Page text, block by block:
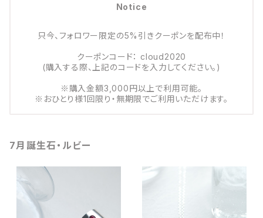
Notice
只今、フォロワー限定の5%引きクーポンを配布中！
クーポンコード： cloud2020
(購入する際、上記のコードを入力してください。)
※購入金額3,000円以上で利用可能。
※おひとり様1回限り・無期限でご利用いただけます。
7月誕生石・ルビー